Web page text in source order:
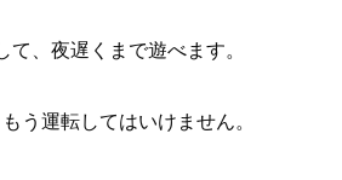
て、夜遅くまで遊べます。
う運転してはいけません。